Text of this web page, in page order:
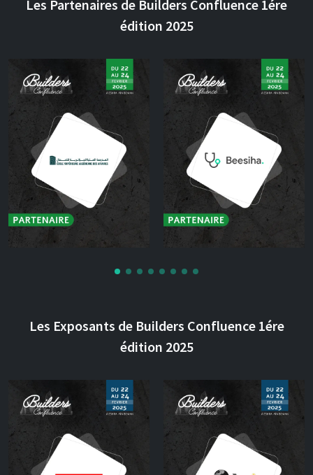
Les Partenaires de Builders Confluence 1ére
édition 2025
Les Exposants de Builders Confluence 1ére
édition 2025